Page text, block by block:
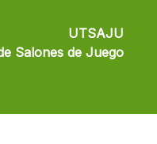
UTSAJU
Salones de Juego